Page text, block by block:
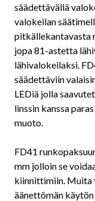
säädettävällä
valokeilan
pitkällekantavasta
jopa 81-astetta
lähivalokeilaksi.
säädettäviin
LEDiä jolla
linssin kanssa
muoto.
FD41
mm jolloin se
kiinnittimiin. Muita
äänettömän